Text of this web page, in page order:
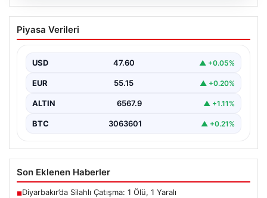
05.08.2026
Fenerbahçe’den hücum hattına dev
hamle! Benfica’nın gol makinesi
Piyasa Verileri
USD 47.60 ▲ +0.05%
EUR 55.15 ▲ +0.20%
ALTIN 6567.9 ▲ +1.11%
BTC 3063601 ▲ +0.21%
Son Eklenen Haberler
■Diyarbakır’da Silahlı Çatışma: 1 Ölü, 1 Yaralı